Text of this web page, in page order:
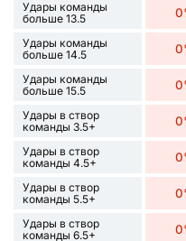
Удары команды
больше 13.5
Удары команды
больше 14.5
Удары команды
больше 15.5
Удары в створ
команды 3.5+
Удары в створ
команды 4.5+
Удары в створ
команды 5.5+
Удары в створ
команды 6.5+